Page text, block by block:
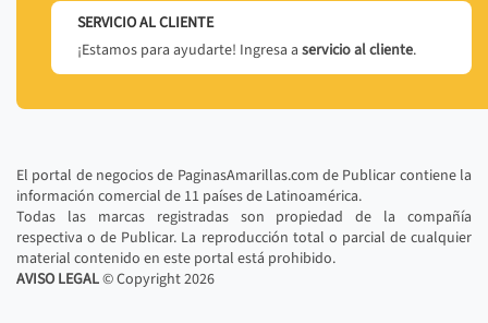
SERVICIO AL CLIENTE
¡Estamos para ayudarte! Ingresa a servicio al cliente.
El portal de negocios de PaginasAmarillas.com de Publicar contiene la
información comercial de 11 países de Latinoamérica.
Todas las marcas registradas son propiedad de la compañía
respectiva o de Publicar. La reproducción total o parcial de cualquier
material contenido en este portal está prohibido.
AVISO LEGAL© Copyright2026